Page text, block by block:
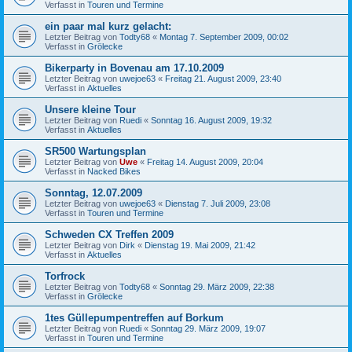
Verfasst in Touren und Termine
ein paar mal kurz gelacht:
Letzter Beitrag von Todty68 « Montag 7. September 2009, 00:02
Verfasst in Grölecke
Bikerparty in Bovenau am 17.10.2009
Letzter Beitrag von uwejoe63 « Freitag 21. August 2009, 23:40
Verfasst in Aktuelles
Unsere kleine Tour
Letzter Beitrag von Ruedi « Sonntag 16. August 2009, 19:32
Verfasst in Aktuelles
SR500 Wartungsplan
Letzter Beitrag von Uwe « Freitag 14. August 2009, 20:04
Verfasst in Nacked Bikes
Sonntag, 12.07.2009
Letzter Beitrag von uwejoe63 « Dienstag 7. Juli 2009, 23:08
Verfasst in Touren und Termine
Schweden CX Treffen 2009
Letzter Beitrag von Dirk « Dienstag 19. Mai 2009, 21:42
Verfasst in Aktuelles
Torfrock
Letzter Beitrag von Todty68 « Sonntag 29. März 2009, 22:38
Verfasst in Grölecke
1tes Güllepumpentreffen auf Borkum
Letzter Beitrag von Ruedi « Sonntag 29. März 2009, 19:07
Verfasst in Touren und Termine